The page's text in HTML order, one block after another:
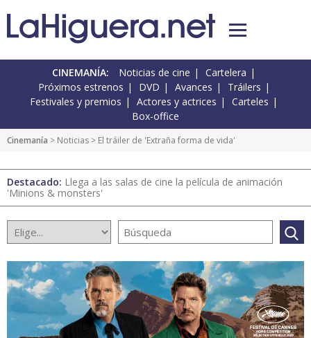
CINEMANÍA: Noticias de cine
Cartelera
Próximos estrenos
DVD Avances
Tráilers
Festivales y premios
Actores y actrices
Carteles
Box-office
Cinemanía > Noticias > El tráiler de 'Extraña forma de vida'
Destacado: Llega a las salas de cine la película de animación
'Minions & monsters'